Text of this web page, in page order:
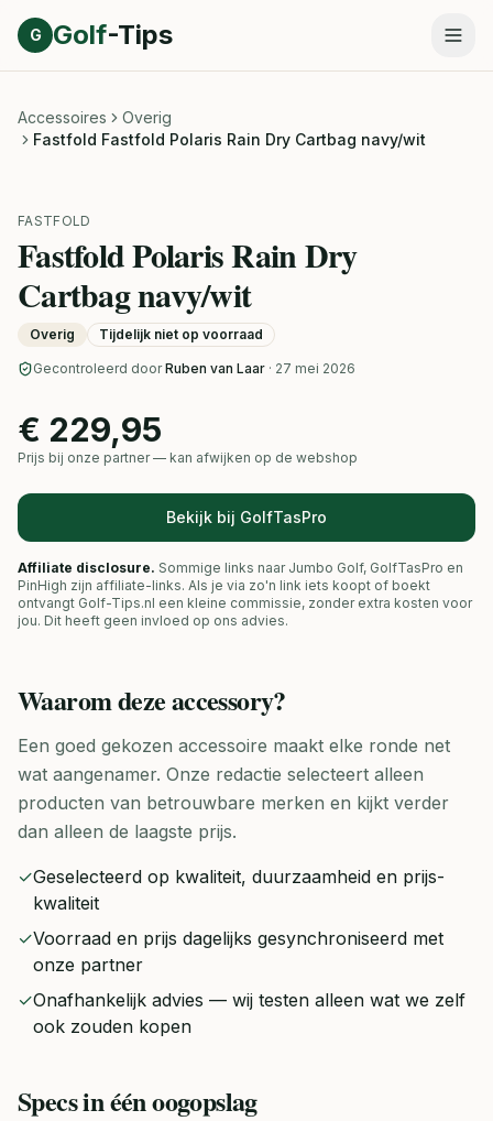
Direct naar inhoud
G Golf-Tips
Accessoires
Overig
Fastfold Fastfold Polaris Rain Dry Cartbag navy/wit
FASTFOLD
Fastfold Polaris Rain Dry
Cartbag navy/wit
Overig Tijdelijk niet op voorraad
Gecontroleerd door Ruben van Laar · 27 mei 2026
€ 229,95
Prijs bij onze partner — kan afwijken op de webshop
Bekijk bij GolfTasPro
Affiliate disclosure. Sommige links naar Jumbo Golf, GolfTasPro en
PinHigh zijn affiliate-links. Als je via zo'n link iets koopt of boekt
ontvangt Golf-Tips.nl een kleine commissie, zonder extra kosten voor
jou. Dit heeft geen invloed op ons advies.
Waarom dezeaccessory?
Een goed gekozen accessoire maakt elke ronde net
wat aangenamer. Onze redactie selecteert alleen
producten van betrouwbare merken en kijkt verder
dan alleen de laagste prijs.
✓Geselecteerd op kwaliteit, duurzaamheid en prijs-
kwaliteit
✓Voorraad en prijs dagelijks gesynchroniseerd met
onze partner
✓Onafhankelijk advies — wij testen alleen wat we zelf
ook zouden kopen
Specs in één oogopslag